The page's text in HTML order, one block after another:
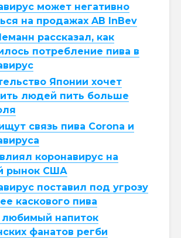
может негативно
на продажах AB InBev
рассказал, как
потребление пива в
Японии хочет
людей пить больше
связь пива Corona и
коронавирус на
рынок США
поставил под угрозу
каскового пива
любимый напиток
фанатов регби